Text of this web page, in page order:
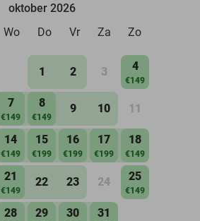
oktober 2026
Wo Do Vr Za Zo
1 2 3 4
€149
7
€149
8
€149
9 10 11
14
€149
15
€199
16
€199
17
€199
18
€149
21
€149
22 23 24 25
€149
28 29 30 31